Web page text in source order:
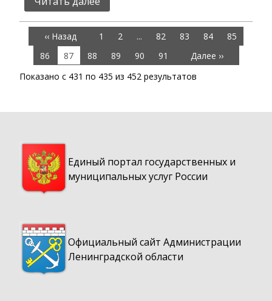
‹‹ Назад 1 2 ... 82 83 84
85
86
87 88 89 90 91
Далее ››
Показано с 431 по 435 из 452 результатов
Единый портал государственных и
муниципальных услуг России
Официальный сайт Администрации
Ленинградской области